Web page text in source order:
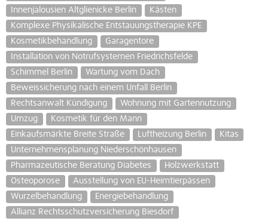
Innenjalousien Altglienicke Berlin
Kästen
Komplexe Physikalische Entstauungstherapie KPE
Kosmetikbehandlung
Garagentore
Installation von Notrufsystemen Friedrichsfelde
Schimmel Berlin
Wartung vom Dach
Beweissicherung nach einem Unfall Berlin
Rechtsanwalt Kündigung
Wohnung mit Gartennutzung
Umzug
Kosmetik für den Mann
Einkaufsmärkte Breite Straße
Luftheizung Berlin
Kitas
Unternehmensplanung Niederschönhausen
Pharmazeutische Beratung Diabetes
Holzwerkstatt
Osteoporose
Ausstellung von EU-Heimtierpässen
Wurzelbehandlung
Energiebehandlung
Allianz Rechtsschutzversicherung Biesdorf